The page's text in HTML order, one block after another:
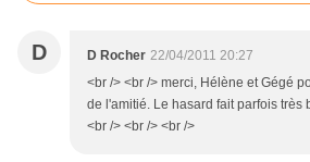
D D Rocher 22/04/2011 20:27
<br /> <br /> merci, Hélène et Gégé
de l'amitié. Le hasard fait parfois très
<br /> <br /> <br />